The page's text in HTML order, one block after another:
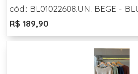
cód.: BL01022608.UN. BEGE -
R$ 189,90